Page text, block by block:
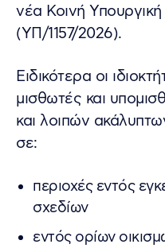
νέα Κοινή
(ΥΠ/1157/2026).
Ειδικότερα οι
μισθωτές και
και λοιπών
σε:
περιοχές εντός
σχεδίων
εντός ορίων